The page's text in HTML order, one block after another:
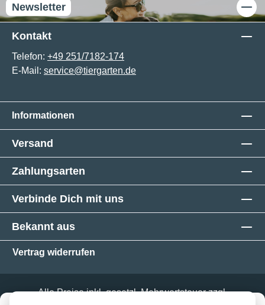
Newsletter
Kontakt
Telefon: +49 251/7182-174
E-Mail: service@tiergarten.de
Informationen
Versand
Zahlungsarten
Verbinde Dich mit uns
Bekannt aus
Vertrag widerrufen
Alle Preise inkl. gesetzl. Mehrwertsteuer zzgl.